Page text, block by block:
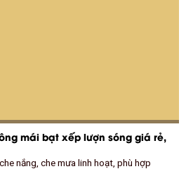
mái bạt xếp lượn sóng giá rẻ,
nắng, che mưa linh hoạt, phù hợp